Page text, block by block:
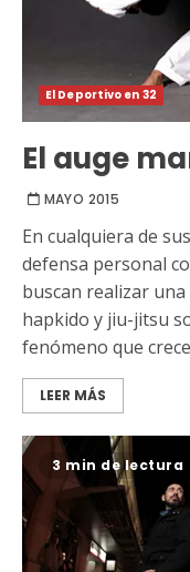
El Deportivo en 32
El auge
MAYO 2015
En cualquiera de
defensa personal
buscan realizar
hapkido y jiu-jitsu
fenómeno que
LEER MÁS
3 min de lectura